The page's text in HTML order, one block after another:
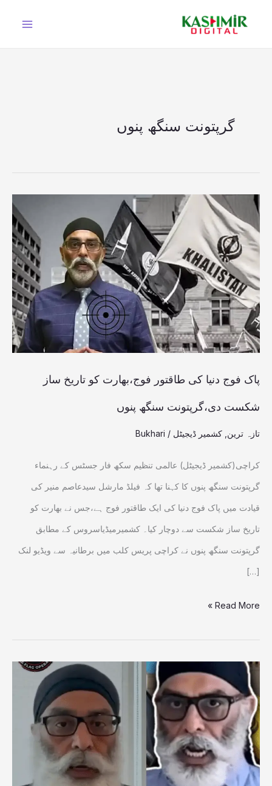
گرپتونت سنگھ پنوں
پاک فوج دنیا کی طاقتور فوج،بھارت کو تاریخ ساز
شکست دی،گرپتونت سنگھ پنوں
تازہ ترین کشمیر ڈیجیٹل /
Bukhari
کراچی(کشمیر ڈیجیٹل) عالمی تنظیم سکھ فار جسٹس کے رہنماء
گرپتونت سنگھ پنوں کا کہنا تھا کہ فیلڈ مارشل سیدعاصم منیر کی
قیادت میں پاک فوج دنیا کی ایک طاقتور فوج ہے،جس نے بھارت کو
تاریخ ساز شکست سے دوچار کیا۔ کشمیرمیڈیاسروس کے مطابق
گرپتونت سنگھ پنوں نے کراچی پریس کلب میں برطانیہ سے ویڈیو لنک
[…]
پاک
فوج
دنیا
کی
طاقتور
فوج،بھارت
کو
تاریخ
ساز
سنگھ
پنوں
Read More »
پنجاب
کراس
کرکے
ہندوستان
کو
پاکستان